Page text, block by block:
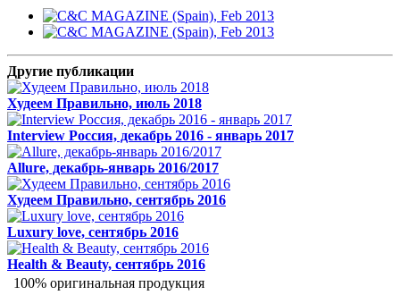
Другие публикации
Худеем Правильно, июль 2018
Interview Россия, декабрь 2016 - январь 2017
Allure, декабрь-январь 2016/2017
Худеем Правильно, сентябрь 2016
Luxury love, сентябрь 2016
Health & Beauty, сентябрь 2016
100% оригинальная продукция